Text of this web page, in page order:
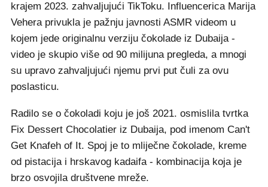
krajem 2023. zahvaljujući TikToku. Influencerica Marija
Vehera privukla je pažnju javnosti ASMR videom u
kojem jede originalnu verziju čokolade iz Dubaija -
video je skupio više od 90 milijuna pregleda, a mnogi
su upravo zahvaljujući njemu prvi put čuli za ovu
poslasticu.
Radilo se o čokoladi koju je još 2021. osmislila tvrtka
Fix Dessert Chocolatier iz Dubaija, pod imenom Can't
Get Knafeh of It. Spoj je to mliječne čokolade, kreme
od pistacija i hrskavog kadaifa - kombinacija koja je
brzo osvojila društvene mreže.